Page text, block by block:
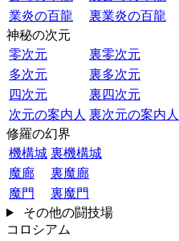
業炎の百龍
裏業炎の百龍
神秘の次元
零次元
裏零次元
多次元
裏多次元
四次元
裏四次元
次元の案内人 裏次元の案内人
修羅の幻界
機構城 裏機構城
魔廊
裏魔廊
魔門
裏魔門
その他の闘技場
コロシアム